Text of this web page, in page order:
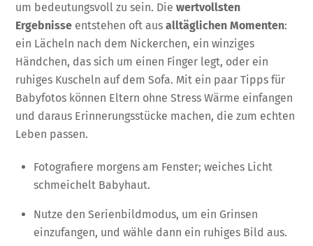
um bedeutungsvoll zu sein. Diewertvollsten
Ergebnisse entstehen oft ausalltäglichen Momenten:
ein Lächeln nach dem Nickerchen, ein winziges
Händchen, das sich um einen Finger legt, oder ein
ruhiges Kuscheln auf dem Sofa. Mit ein paar Tipps für
Babyfotos können Eltern ohne Stress Wärme einfangen
und daraus Erinnerungsstücke machen, die zum echten
Leben passen.
Fotografiere morgens am Fenster; weiches Licht
schmeichelt Babyhaut.
Nutze den Serienbildmodus, um ein Grinsen
einzufangen, und wähle dann ein ruhiges Bild aus.